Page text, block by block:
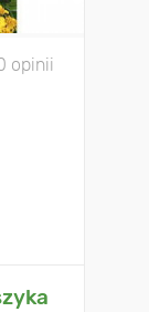
opinii